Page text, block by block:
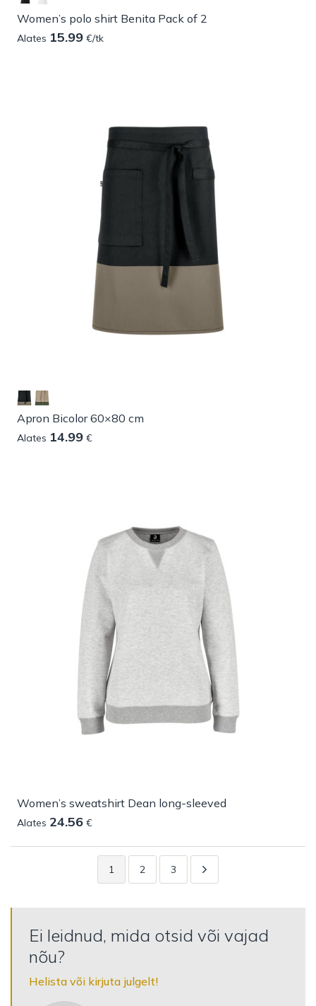
Women’s polo shirt Benita Pack of 2
Alates 15.99 €/tk
Apron Bicolor 60×80 cm
Alates 14.99 €
Women’s sweatshirt Dean long-sleeved
Alates 24.56 €
1 2 3
Ei leidnud, mida otsid või vajad
nõu?
Helista või kirjuta julgelt!